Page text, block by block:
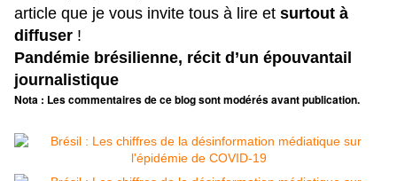
article que je vous invite tous à lire et surtout à
diffuser !
Pandémie brésilienne, récit d’un épouvantail
journalistique
Nota : Les commentaires de ce blog sont modérés avant publication.